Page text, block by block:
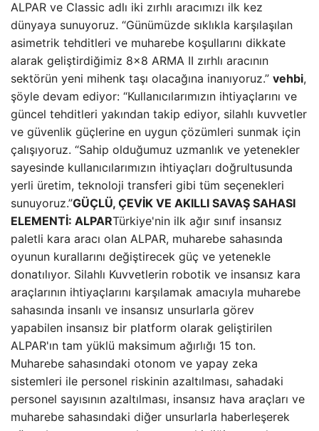
ALPAR ve Classic adlı iki zırhlı aracımızı ilk kez
dünyaya sunuyoruz. “Günümüzde sıklıkla karşılaşılan
asimetrik tehditleri ve muharebe koşullarını dikkate
alarak geliştirdiğimiz 8×8 ARMA II zırhlı aracının
sektörün yeni mihenk taşı olacağına inanıyoruz.” vehbi,
şöyle devam ediyor: “Kullanıcılarımızın ihtiyaçlarını ve
güncel tehditleri yakından takip ediyor, silahlı kuvvetler
ve güvenlik güçlerine en uygun çözümleri sunmak için
çalışıyoruz. “Sahip olduğumuz uzmanlık ve yetenekler
sayesinde kullanıcılarımızın ihtiyaçları doğrultusunda
yerli üretim, teknoloji transferi gibi tüm seçenekleri
sunuyoruz.”GÜÇLÜ, ÇEVİK VE AKILLI SAVAŞ SAHASI
ELEMENTİ: ALPARTürkiye'nin ilk ağır sınıf insansız
paletli kara aracı olan ALPAR, muharebe sahasında
oyunun kurallarını değiştirecek güç ve yetenekle
donatılıyor. Silahlı Kuvvetlerin robotik ve insansız kara
araçlarının ihtiyaçlarını karşılamak amacıyla muharebe
sahasında insanlı ve insansız unsurlarla görev
yapabilen insansız bir platform olarak geliştirilen
ALPAR'ın tam yüklü maksimum ağırlığı 15 ton.
Muharebe sahasındaki otonom ve yapay zeka
sistemleri ile personel riskinin azaltılması, sahadaki
personel sayısının azaltılması, insansız hava araçları ve
muharebe sahasındaki diğer unsurlarla haberleşerek